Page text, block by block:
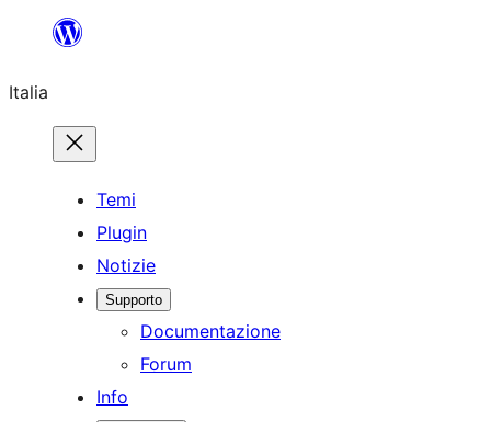
contenuto
Italia
Temi
Plugin
Notizie
Supporto
Documentazione
Forum
Info